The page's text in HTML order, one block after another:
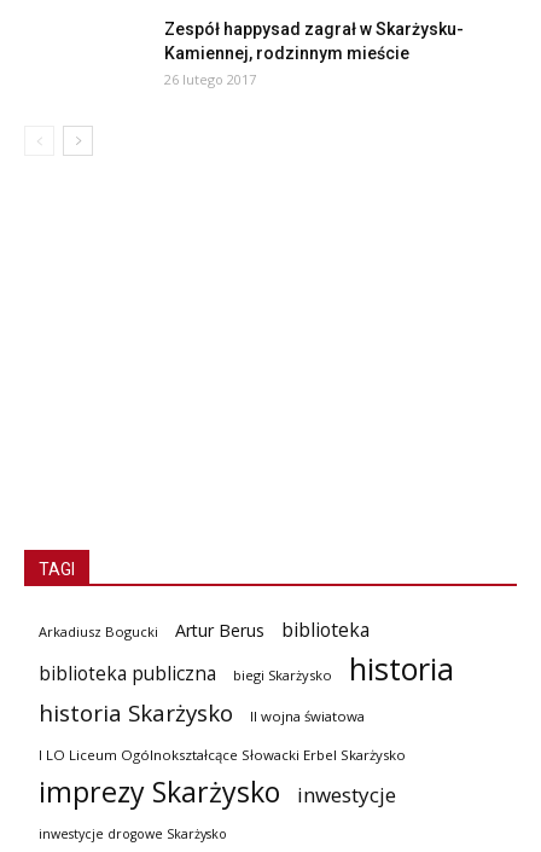
Zespół happysad zagrał w Skarżysku-
Kamiennej, rodzinnym mieście
26 lutego 2017
TAGI
Arkadiusz Bogucki Artur Berus
biblioteka
biblioteka publiczna
biegi Skarżysko historia
historia Skarżysko II wojna światowa
I LO Liceum Ogólnokształcące Słowacki Erbel Skarżysko
imprezy Skarżysko inwestycje
inwestycje drogowe Skarżysko